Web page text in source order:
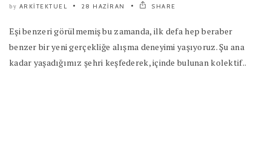
by ARKITEKTUEL 28 HAZIRAN SHARE
Eşi benzeri görülmemiş bu zamanda, ilk defa hep beraber
benzer bir yeni gerçekliğe alışma deneyimi yaşıyoruz. Şu ana
kadar yaşadığımız şehri keşfederek, içinde bulunan kolektif..